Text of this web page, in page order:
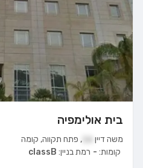
בית אולימפיה
משה דיין , פתח תקווה, קומה
רמת בניין: classB קומות: -